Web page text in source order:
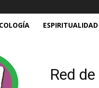
ESPIRITUALIDAD
Red